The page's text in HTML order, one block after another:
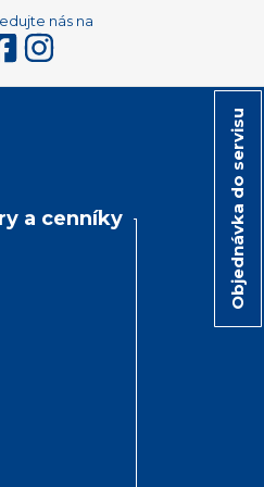
a cenníky
nás na
Objednávka do servisu